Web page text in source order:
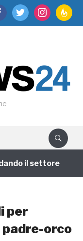
twitter instagram
il settore
per
orco